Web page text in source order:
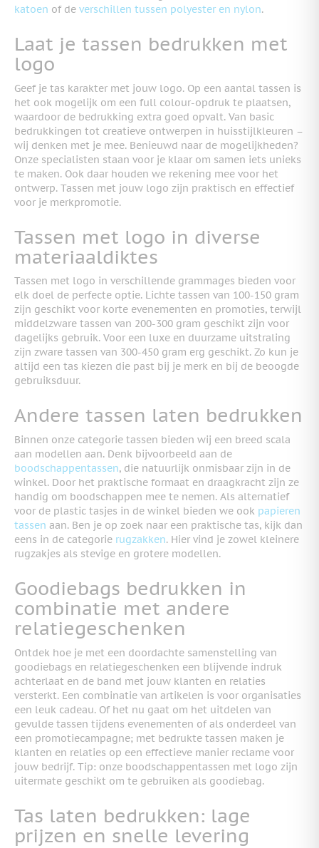
katoen of de verschillen tussen polyester en nylon.
Laat je tassen bedrukken met
logo
Geef je tas karakter met jouw logo. Op een aantal tassen is
het ook mogelijk om een full colour-opdruk te plaatsen,
waardoor de bedrukking extra goed opvalt. Van basic
bedrukkingen tot creatieve ontwerpen in huisstijlkleuren –
wij denken met je mee. Benieuwd naar de mogelijkheden?
Onze specialisten staan voor je klaar om samen iets unieks
te maken. Ook daar houden we rekening mee voor het
ontwerp. Tassen met jouw logo zijn praktisch en effectief
voor je merkpromotie.
Tassen met logo in diverse
materiaaldiktes
Tassen met logo in verschillende grammages bieden voor
elk doel de perfecte optie. Lichte tassen van 100-150 gram
zijn geschikt voor korte evenementen en promoties, terwijl
middelzware tassen van 200-300 gram geschikt zijn voor
dagelijks gebruik. Voor een luxe en duurzame uitstraling
zijn zware tassen van 300-450 gram erg geschikt. Zo kun je
altijd een tas kiezen die past bij je merk en bij de beoogde
gebruiksduur.
Andere tassen laten bedrukken
Binnen onze categorie tassen bieden wij een breed scala
aan modellen aan. Denk bijvoorbeeld aan de
boodschappentassen, die natuurlijk onmisbaar zijn in de
winkel. Door het praktische formaat en draagkracht zijn ze
handig om boodschappen mee te nemen. Als alternatief
voor de plastic tasjes in de winkel bieden we ook papieren
tassen aan. Ben je op zoek naar een praktische tas, kijk dan
eens in de categorie rugzakken. Hier vind je zowel kleinere
rugzakjes als stevige en grotere modellen.
Goodiebags bedrukken in
combinatie met andere
relatiegeschenken
Ontdek hoe je met een doordachte samenstelling van
goodiebags en relatiegeschenken een blijvende indruk
achterlaat en de band met jouw klanten en relaties
versterkt. Een combinatie van artikelen is voor organisaties
een leuk cadeau. Of het nu gaat om het uitdelen van
gevulde tassen tijdens evenementen of als onderdeel van
een promotiecampagne; met bedrukte tassen maken je
klanten en relaties op een effectieve manier reclame voor
jouw bedrijf. Tip: onze boodschappentassen met logo zijn
uitermate geschikt om te gebruiken als goodiebag.
Tas laten bedrukken: lage
prijzen en snelle levering